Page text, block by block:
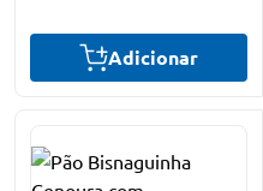
Adicionar